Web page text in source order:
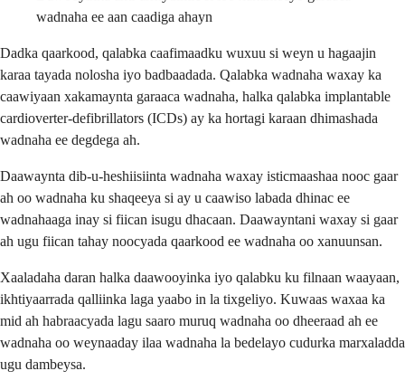
wadnaha ee aan caadiga ahayn
Dadka qaarkood, qalabka caafimaadku wuxuu si weyn u hagaajin
karaa tayada nolosha iyo badbaadada. Qalabka wadnaha waxay ka
caawiyaan xakamaynta garaaca wadnaha, halka qalabka implantable
cardioverter-defibrillators (ICDs) ay ka hortagi karaan dhimashada
wadnaha ee degdega ah.
Daawaynta dib-u-heshiisiinta wadnaha waxay isticmaashaa nooc gaar
ah oo wadnaha ku shaqeeya si ay u caawiso labada dhinac ee
wadnahaaga inay si fiican isugu dhacaan. Daawayntani waxay si gaar
ah ugu fiican tahay noocyada qaarkood ee wadnaha oo xanuunsan.
Xaaladaha daran halka daawooyinka iyo qalabku ku filnaan waayaan,
ikhtiyaarrada qalliinka laga yaabo in la tixgeliyo. Kuwaas waxaa ka
mid ah habraacyada lagu saaro muruq wadnaha oo dheeraad ah ee
wadnaha oo weynaaday ilaa wadnaha la bedelayo cudurka marxaladda
ugu dambeysa.